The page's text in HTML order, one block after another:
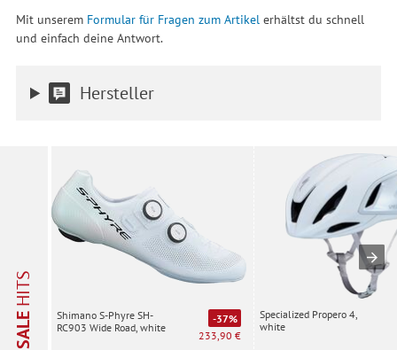
Mit unserem Formular für Fragen zum Artikel erhältst du schnell
und einfach deine Antwort.
Hersteller
SALE
HITS
Shimano S-Phyre SH-
RC903 Wide Road, white
-37%
233,90 €
Specialized Propero 4,
white